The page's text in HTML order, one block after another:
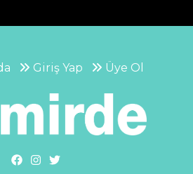
Giriş Yap Üye Ol